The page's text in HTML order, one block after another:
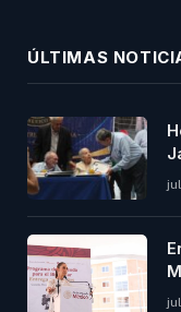
ÚLTIMAS